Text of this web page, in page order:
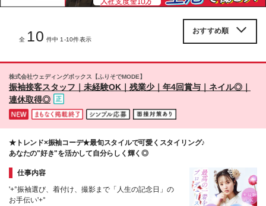
全 10 件中 1-10件表示
株式会社ウェディングボックス【ふりそでMODE】
振袖接客スタッフ｜未経験OK｜残業少｜年4回賞与｜ネイル◎｜
連休取得◎
★トレンド×振袖コーデ★最旬スタイルで可愛くスタイリング♪
あなたの"好き"を活かして自分らしく輝く◎
仕事内容
'+°振袖選び、着付け、撮影まで「人生の記念日」の
お手伝い'+°